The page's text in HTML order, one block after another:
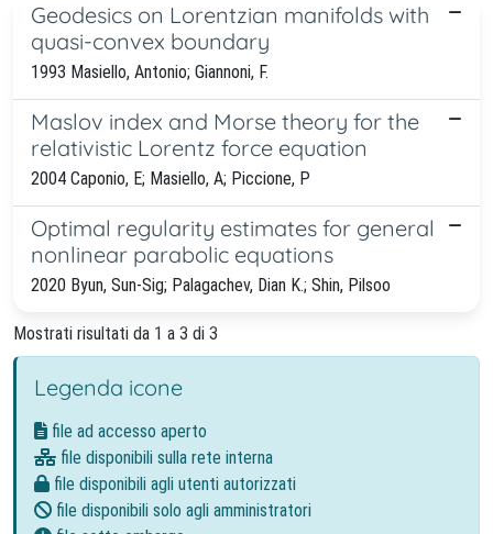
Geodesics on Lorentzian manifolds with
quasi-convex boundary
1993 Masiello, Antonio; Giannoni, F.
Maslov index and Morse theory for the
relativistic Lorentz force equation
2004 Caponio, E; Masiello, A; Piccione, P
Optimal regularity estimates for general
nonlinear parabolic equations
2020 Byun, Sun-Sig; Palagachev, Dian K.; Shin, Pilsoo
Mostrati risultati da 1 a 3 di 3
Legenda icone
file ad accesso aperto
file disponibili sulla rete interna
file disponibili agli utenti autorizzati
file disponibili solo agli amministratori